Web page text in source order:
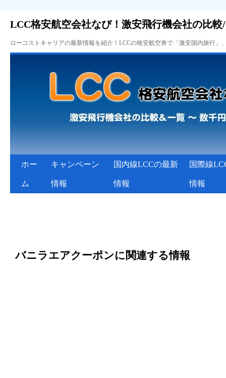
LCC格安航空会社なび！激安飛行機会社の比較
ローコストキャリアの最新情報を紹介！LCCの格安航空券で「激安国内旅行
ホー
ム
キャンペーン
情報
国内線LCCの最新
情報
国際線
情報
バニラエアクーポンに関連する情報